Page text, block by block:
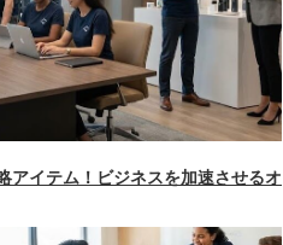
アイテム！ビジネスを加速させる